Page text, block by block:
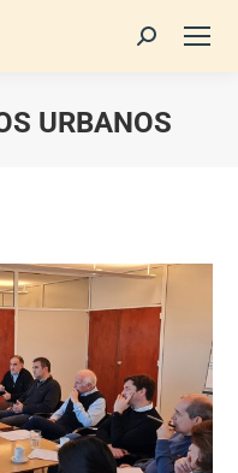
Buscar:
URBANOS